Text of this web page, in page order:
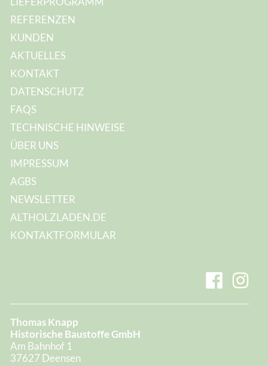
e
:
REFERENZEN
KUNDEN
AKTUELLES
KONTAKT
DATENSCHUTZ
FAQS
TECHNISCHE HINWEISE
ÜBER UNS
IMPRESSUM
AGBS
NEWSLETTER
ALTHOLZLADEN.DE
KONTAKTFORMULAR
Thomas Knapp
Historische Baustoffe GmbH
Am Bahnhof 1
37627 Deensen